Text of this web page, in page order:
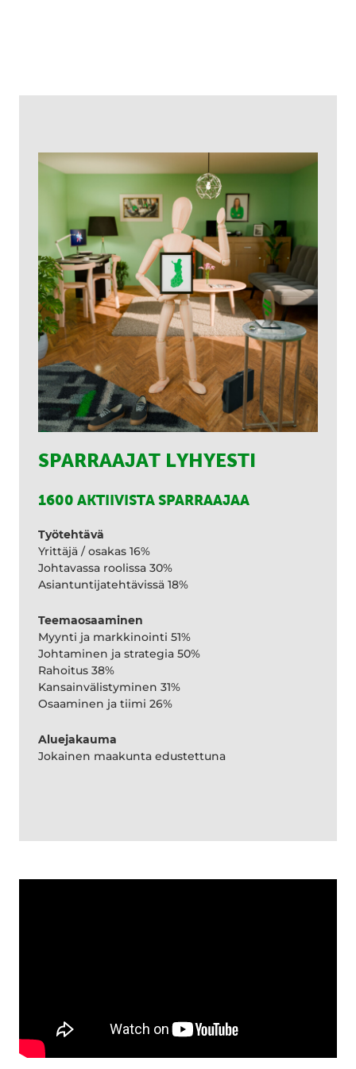
SPARRAAJAT LYHYESTI
1600 AKTIIVISTA SPARRAAJAA
Työtehtävä
Yrittäjä / osakas 16%
Johtavassa roolissa 30%
Asiantuntijatehtävissä 18%
Teemaosaaminen
Myynti ja markkinointi 51%
Johtaminen ja strategia 50%
Rahoitus 38%
Kansainvälistyminen 31%
Osaaminen ja tiimi 26%
Aluejakauma
Jokainen maakunta edustettuna